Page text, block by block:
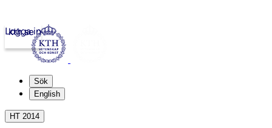
kth.se
Logga in
Sök
English
HT 2014